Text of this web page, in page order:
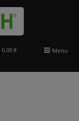
0,00 € Menu